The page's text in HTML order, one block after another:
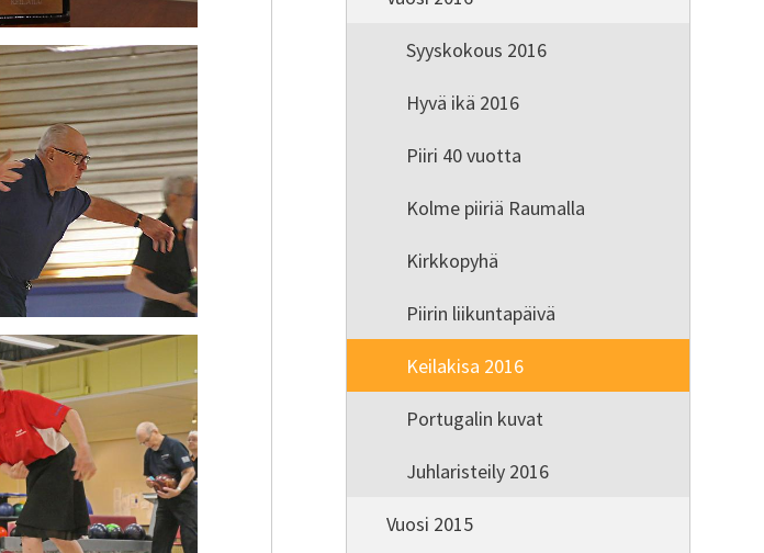
Syyskokous 2016
Hyvä ikä 2016
Piiri 40 vuotta
Kolme piiriä Raumalla
Kirkkopyhä
Piirin liikuntapäivä
Keilakisa 2016
Portugalin kuvat
Juhlaristeily 2016
Vuosi 2015